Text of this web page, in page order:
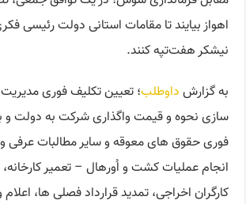
اهواز بیایند تا مقامات استانی دولت رئیسی
نیشکر هفت‌تپه کنند.
به گزارش داوطلب؛ تعیین تکلیف فوری
سازی نحوه و قیمت واگذاری شرکت به دولت و
فوری حقوق های معوقه و سایر مطالبات عرفی و
انجام عملیات کشت و اُورهال – تعمیر
کارگران اخراجی، تمدید قرارداد فصلی ها،